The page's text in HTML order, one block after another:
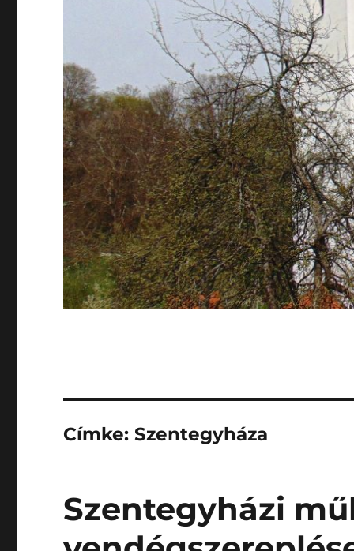
Címke:Szentegyháza
Szentegyházi